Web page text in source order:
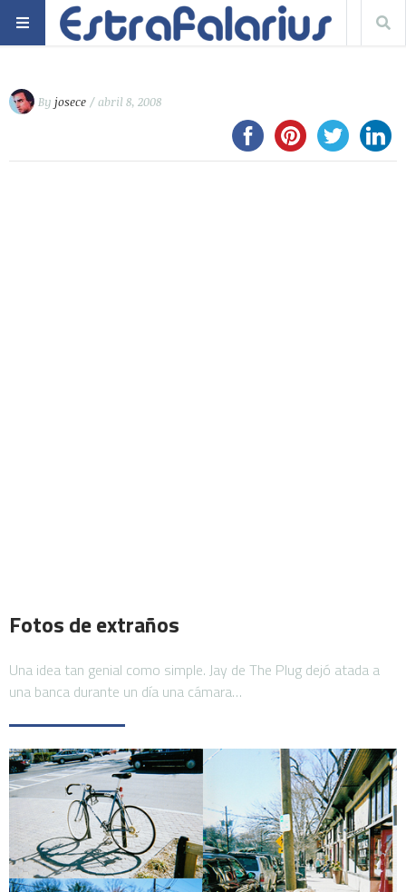
By josece / abril 8, 2008
Fotos de extraños
Una idea tan genial como simple. Jay de The Plug dejó atada a
una banca durante un día una cámara…